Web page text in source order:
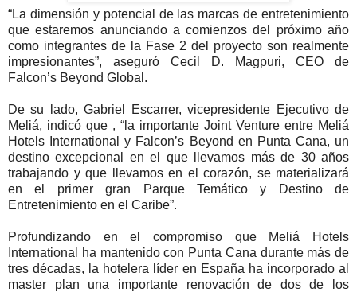
“La dimensión y potencial de las marcas de entretenimiento
que estaremos anunciando a comienzos del próximo año
como integrantes de la Fase 2 del proyecto son realmente
impresionantes”, aseguró Cecil D. Magpuri, CEO de
Falcon’s Beyond Global.
De su lado, Gabriel Escarrer, vicepresidente Ejecutivo de
Meliá, indicó que , “la importante Joint Venture entre Meliá
Hotels International y Falcon’s Beyond en Punta Cana, un
destino excepcional en el que llevamos más de 30 años
trabajando y que llevamos en el corazón, se materializará
en el primer gran Parque Temático y Destino de
Entretenimiento en el Caribe”.
Profundizando en el compromiso que Meliá Hotels
International ha mantenido con Punta Cana durante más de
tres décadas, la hotelera líder en España ha incorporado al
master plan una importante renovación de dos de los